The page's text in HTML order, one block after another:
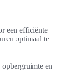
een efficiënte
optimaal te
en